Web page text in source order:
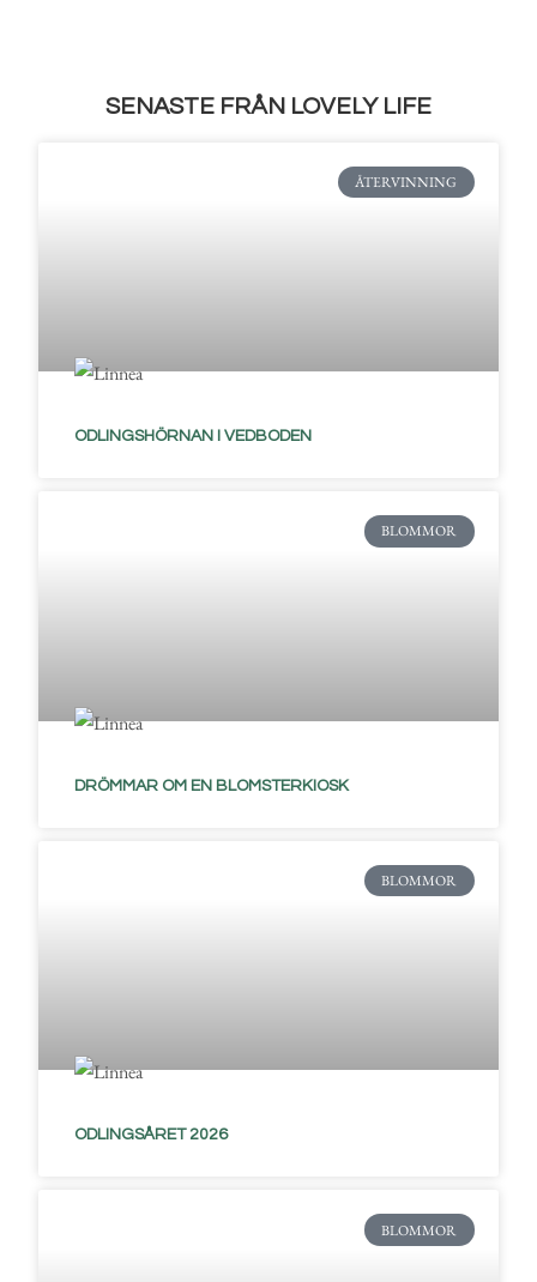
SENASTE FRÅN LOVELY LIFE
ÅTERVINNING
ODLINGSHÖRNAN I VEDBODEN
BLOMMOR
DRÖMMAR OM EN BLOMSTERKIOSK
BLOMMOR
ODLINGSÅRET 2026
BLOMMOR